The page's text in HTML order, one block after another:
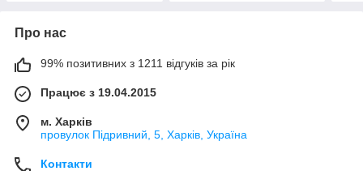
Про нас
99% позитивних з 1211 відгуків за рік
Працює з 19.04.2015
м. Харків
провулок Підривний, 5, Харків, Україна
Контакти